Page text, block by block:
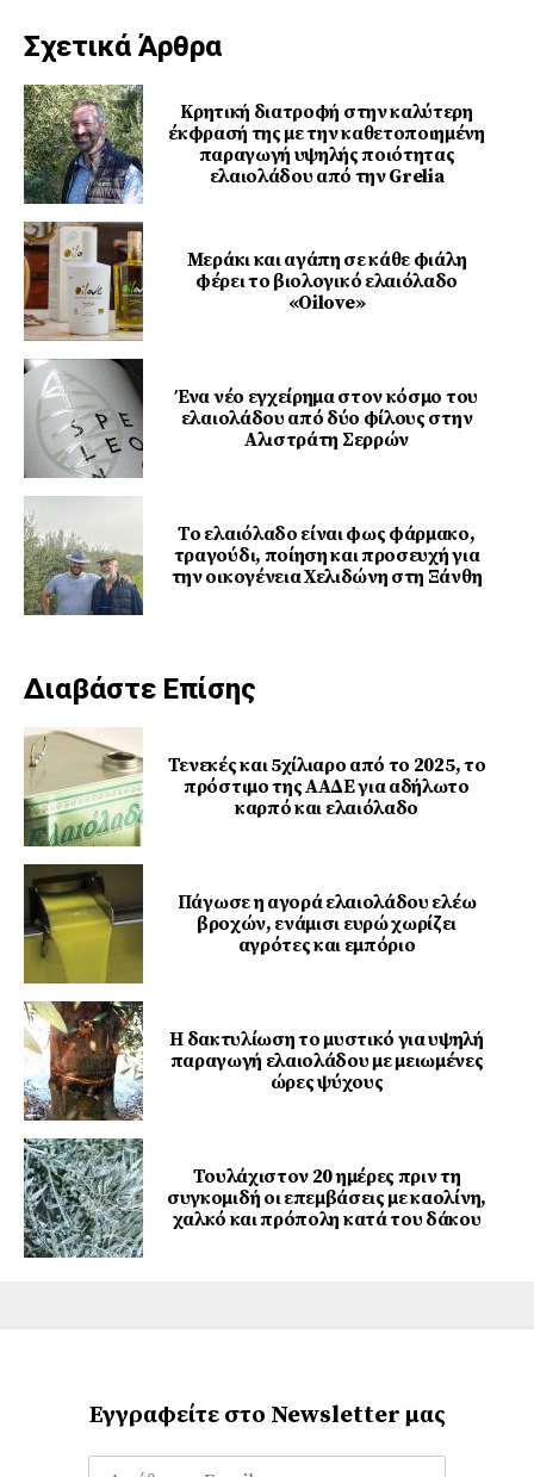
Σχετικά Άρθρα
Κρητική διατροφή στην καλύτερη
έκφρασή της με την καθετοποιημένη
παραγωγή υψηλής ποιότητας
ελαιολάδου από την Grelia
Μεράκι και αγάπη σε κάθε φιάλη
φέρει το βιολογικό ελαιόλαδο
«Oilove»
Ένα νέο εγχείρημα στον κόσμο του
ελαιολάδου από δύο φίλους στην
Αλιστράτη Σερρών
Το ελαιόλαδο είναι φως φάρμακο,
τραγούδι, ποίηση και προσευχή για
την οικογένεια Χελιδώνη στη Ξάνθη
Διαβάστε Επίσης
Τενεκές και 5χίλιαρο από το 2025, το
πρόστιμο της ΑΑΔΕ για αδήλωτο
καρπό και ελαιόλαδο
Πάγωσε η αγορά ελαιολάδου ελέω
βροχών, ενάμισι ευρώ χωρίζει
αγρότες και εμπόριο
Η δακτυλίωση το μυστικό για υψηλή
παραγωγή ελαιολάδου με μειωμένες
ώρες ψύχους
Τουλάχιστον 20 ημέρες πριν τη
συγκομιδή οι επεμβάσεις με καολίνη,
χαλκό και πρόπολη κατά του δάκου
Εγγραφείτε στο Newsletter μας